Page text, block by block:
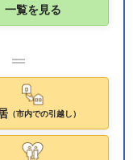
一覧を見る
（市内での引越し）